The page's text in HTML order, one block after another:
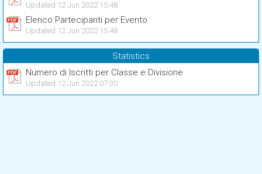
Updated 12 Jun 2022 15:48
Elenco Partecipanti per Evento
Updated 12 Jun 2022 15:48
Statistics
Numero di Iscritti per Classe e Divisione
Updated 12 Jun 2022 07:30